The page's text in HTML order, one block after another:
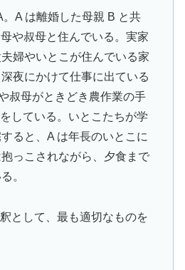
A は離婚した母親 B と共
や叔母と住んでいる。実家
婦やいとこが住んでいる家
夜にかけて仕事に出ている
叔母がときどき農作業の手
している。いとこたちが学
ると、A は年長のいとこに
っこされながら、夕食まで
。
として、最も適切なものを